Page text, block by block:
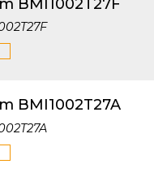
BMI1002T27F
BMI1002T27A